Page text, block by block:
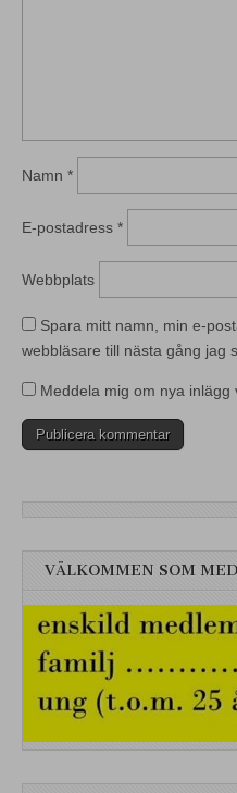
Namn *
E-postadress *
Webbplats
Spara mitt namn, min e-
webbläsare till nästa gång jag
Meddela mig om nya inlägg
VÄLKOMMEN SOM